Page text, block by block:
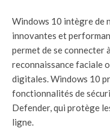
Windows 10 intègre de
innovantes et
permet de se connecter
reconnaissance faciale
digitales. Windows 10
fonctionnalités de
Defender, qui protège
ligne.